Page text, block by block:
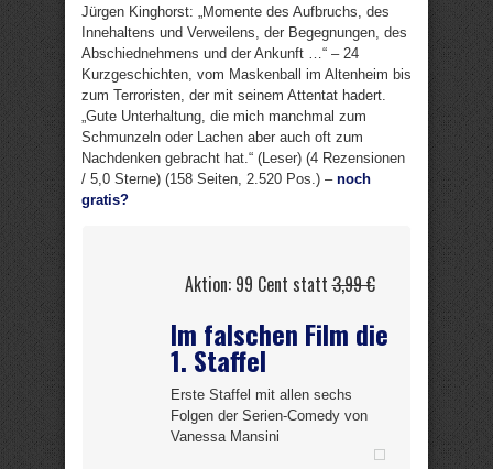
Jürgen Kinghorst: „Momente des Aufbruchs, des
Innehaltens und Verweilens, der Begegnungen, des
Abschiednehmens und der Ankunft …“ – 24
Kurzgeschichten, vom Maskenball im Altenheim bis
zum Terroristen, der mit seinem Attentat hadert.
„Gute Unterhaltung, die mich manchmal zum
Schmunzeln oder Lachen aber auch oft zum
Nachdenken gebracht hat.“ (Leser) (4 Rezensionen
/ 5,0 Sterne) (158 Seiten, 2.520 Pos.) – noch
gratis?
Aktion: 99 Cent statt3,99 €
Im falschen Film die
1. Staffel
Erste Staffel mit allen sechs
Folgen der Serien-Comedy von
Vanessa Mansini